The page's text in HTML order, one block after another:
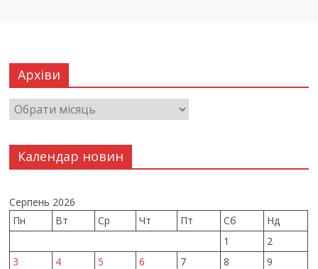
Архіви
Календар новин
Серпень 2026
Пн
Вт Ср Чт Пт Сб
Нд
1
2
3
4 5 6 7 8
9